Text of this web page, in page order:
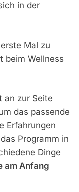
in der
Mal zu
beim Wellness
an zur Seite
das passende
Erfahrungen
Programm in
Dinge
am Anfang